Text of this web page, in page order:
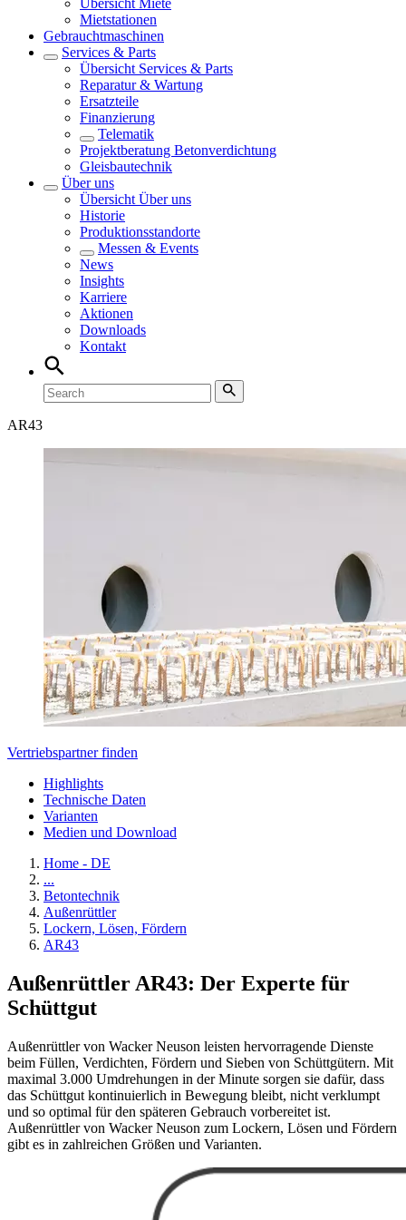
Übersicht Miete
Mietstationen
Gebrauchtmaschinen
Services & Parts
Übersicht Services & Parts
Reparatur & Wartung
Ersatzteile
Finanzierung
Telematik
Projektberatung Betonverdichtung
Gleisbautechnik
Über uns
Übersicht Über uns
Historie
Produktionsstandorte
Messen & Events
News
Insights
Karriere
Aktionen
Downloads
Kontakt
AR43
Vertriebspartner finden
Highlights
Technische Daten
Varianten
Medien und Download
Home - DE
...
Betontechnik
Außenrüttler
Lockern, Lösen, Fördern
AR43
Außenrüttler AR43: Der Experte für
Schüttgut
Außenrüttler von Wacker Neuson leisten hervorragende Dienste
beim Füllen, Verdichten, Fördern und Sieben von Schüttgütern. Mit
maximal 3.000 Umdrehungen in der Minute sorgen sie dafür, dass
das Schüttgut kontinuierlich in Bewegung bleibt, nicht verklumpt
und so optimal für den späteren Gebrauch vorbereitet ist.
Außenrüttler von Wacker Neuson zum Lockern, Lösen und Fördern
gibt es in zahlreichen Größen und Varianten.